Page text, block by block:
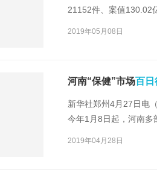
21152件、案值130.02
2019年05月08日
河南“保健”市场百日
新华社郑州4月27日电
今年1月8日起，河南多
2019年04月28日